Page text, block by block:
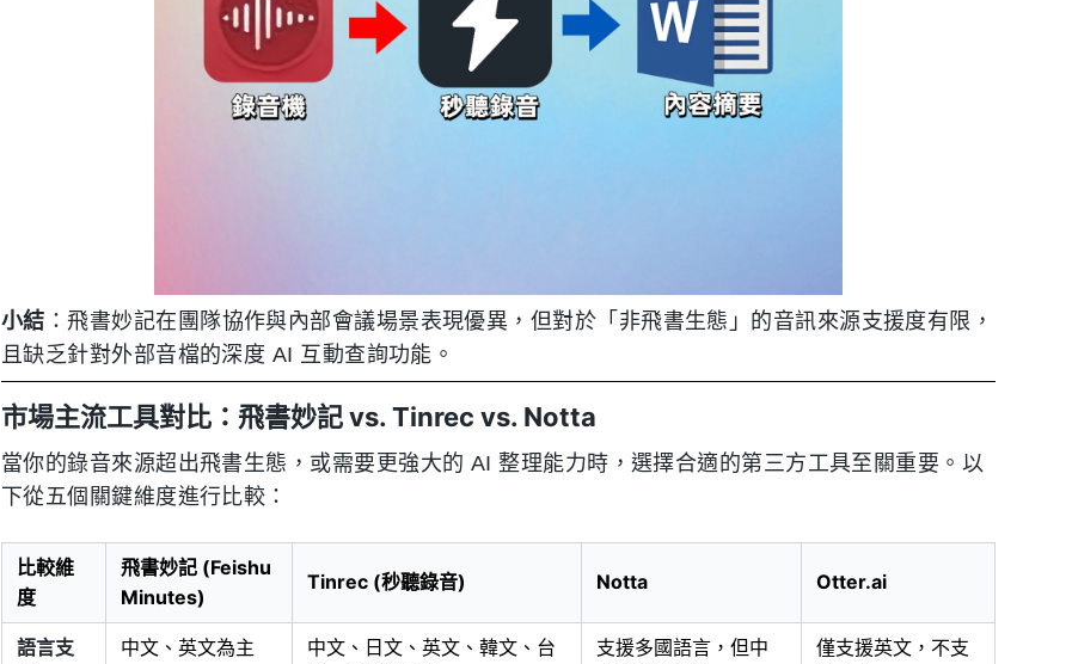
小結 ：飛書妙記在團隊協作與內部會議場景表現優異，但對於「非飛書生態」的音訊來源支援度有限，
且缺乏針對外部音檔的深度 AI 互動查詢功能。
市場主流工具對比：飛書妙記 vs. Tinrec vs. Notta
當你的錄音來源超出飛書生態，或需要更強大的 AI 整理能力時，選擇合適的第三方工具至關重要。以
下從五個關鍵維度進行比較：
比較維
度
飛書妙記 (Feishu
Minutes)
Tinrec (秒聽錄音) Notta Otter.ai
語言支
中文、英文為主
中文、日文、英文、韓文、台
支援多國語言，但中
僅支援英文，不支